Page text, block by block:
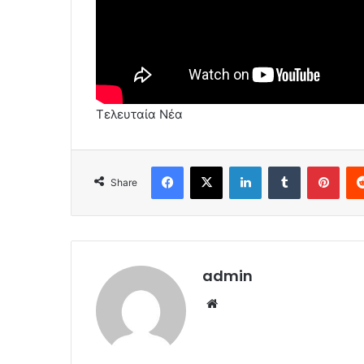
Τελευταία Νέα
Share
Facebook
X LinkedInTumblr
admin